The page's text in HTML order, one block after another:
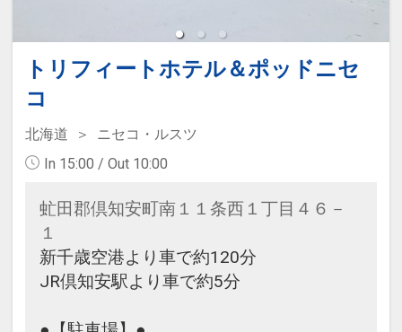
トリフィートホテル＆ポッドニセ
コ
北海道
ニセコ・ルスツ
In 15:00 / Out 10:00
虻田郡倶知安町南１１条西１丁目４６－
１
新千歳空港より車で約120分
JR倶知安駅より車で約5分